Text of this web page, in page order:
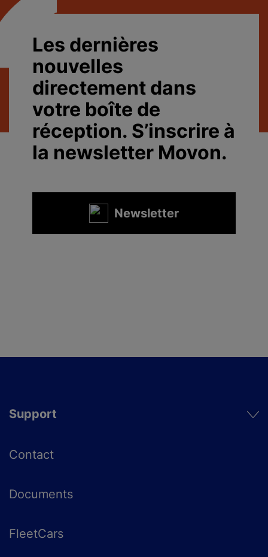
Les dernières
nouvelles
directement dans
votre boîte de
réception. S’inscrire à
la newsletter Movon.
Newsletter
Support
Contact
Documents
FleetCars